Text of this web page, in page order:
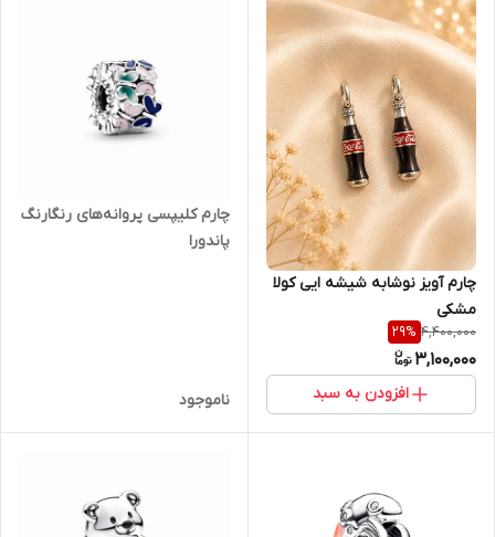
چارم آویز نوشابه شیشه ایی کولا
مشکی
4,400,000
29%
3,100,000
افزودن به سبد
چارم کلیپسی پروانه‌های رنگارنگ
پاندورا
ناموجود